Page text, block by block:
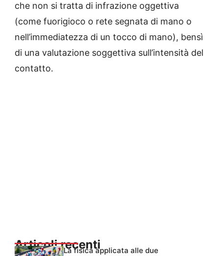
che non si tratta di infrazione oggettiva
(come fuorigioco o rete segnata di mano o
nell’immediatezza di un tocco di mano), bensì
di una valutazione soggettiva sull’intensità del
contatto.
Articoli recentiLa fisica applicata alle due